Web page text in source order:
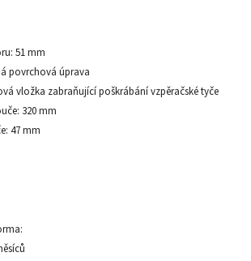
51 mm
povrchová úprava
vložka zabraňující poškrábání vzpěračské tyče
320 mm
47 mm